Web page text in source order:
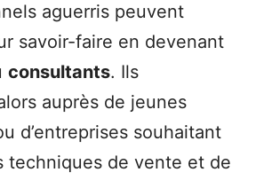
aguerris peuvent
savoir-faire en devenant
consultants. Ils
auprès de jeunes
d’entreprises souhaitant
techniques de vente et de